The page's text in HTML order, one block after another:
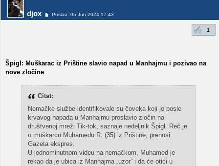
djox Poslao: 05 Jun 2024 17:43
1
Špigl: Muškarac iz Prištine slavio napad u Manhajmu i pozivao na
nove zločine
Citat:
Nemačke službe identifikovale su čoveka koji je posle
krvavog napada u Manhajmu proslavio zločin na
društvenoj mreži Tik-tok, saznaje nedeljnik Špigl. Reč je
o muškarcu Muhamedu R. (35) iz Prištine, prenosi
Gazeta ekspres.
U jednominutnom videu na nemačkom, Muhamed je
rekao da je ubica iz Manhajma „uzor” i da će otići u